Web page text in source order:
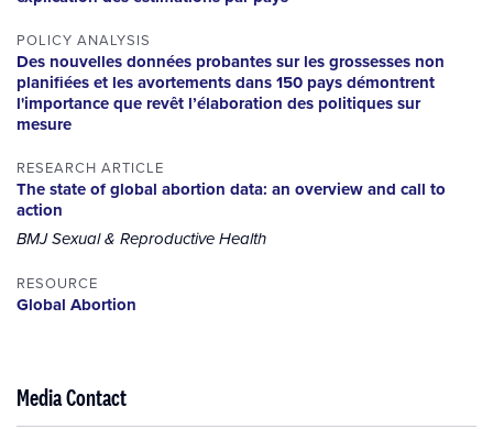
POLICY ANALYSIS
Des nouvelles données probantes sur les grossesses non
planifiées et les avortements dans 150 pays démontrent
l'importance que revêt l’élaboration des politiques sur
mesure
RESEARCH ARTICLE
The state of global abortion data: an overview and call to
action
BMJ Sexual & Reproductive Health
RESOURCE
Global Abortion
Media Contact